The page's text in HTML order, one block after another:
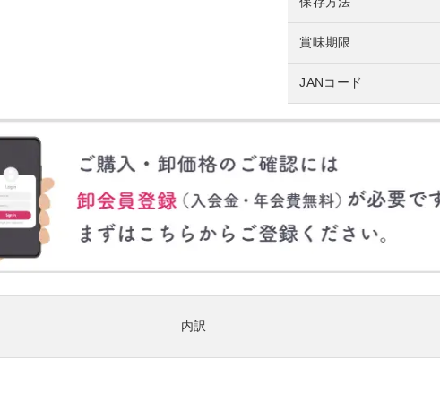
賞味期限
JANコード
内訳